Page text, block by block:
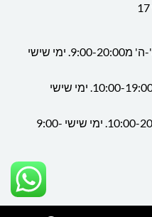
ימים א'-ה' מ9:00-20:00. ימי שישי
: א'-ה' 10:00-19:00. ימי שישי
א'-ה' 10:00-20:00. ימי שישי 9:00-